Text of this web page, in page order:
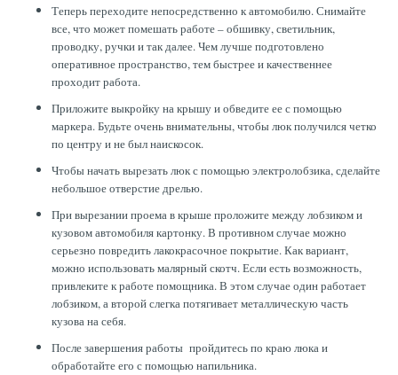
Теперь переходите непосредственно к автомобилю. Снимайте
все, что может помешать работе – обшивку, светильник,
проводку, ручки и так далее. Чем лучше подготовлено
оперативное пространство, тем быстрее и качественнее
проходит работа.
Приложите выкройку на крышу и обведите ее с помощью
маркера. Будьте очень внимательны, чтобы люк получился четко
по центру и не был наискосок.
Чтобы начать вырезать люк с помощью электролобзика, сделайте
небольшое отверстие дрелью.
При вырезании проема в крыше проложите между лобзиком и
кузовом автомобиля картонку. В противном случае можно
серьезно повредить лакокрасочное покрытие. Как вариант,
можно использовать малярный скотч. Если есть возможность,
привлеките к работе помощника. В этом случае один работает
лобзиком, а второй слегка потягивает металлическую часть
кузова на себя.
После завершения работы пройдитесь по краю люка и
обработайте его с помощью напильника.